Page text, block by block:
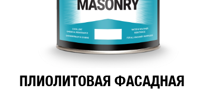
ПЛИОЛИТОВАЯ ФАСАДНАЯ